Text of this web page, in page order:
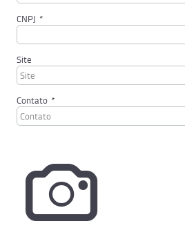
CNPJ *
Site
Contato *